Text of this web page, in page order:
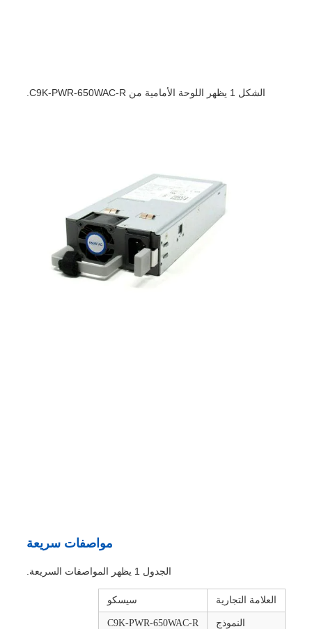
الشكل 1 يظهر اللوحة الأمامية من C9K-PWR-650WAC-R.
مواصفات سريعة
الجدول 1 يظهر المواصفات السريعة.
العلامة التجارية سيسكو
النموذج C9K-PWR-650WAC-R